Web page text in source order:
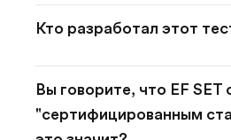
Стандартный
тест
английскому
языку
EF
Кто разработал этот
EF
SET
разработан
Вы говорите, что EF SET
"сертифицированным